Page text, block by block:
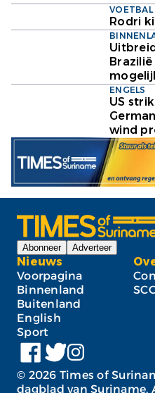
VOETBAL
Rodri
ENGELS
US
wind
Abonneer Adverteer
Nieuws
Voorpagina
Binnenland
Buitenland
English
Sport
© 2026 Times of
dagblad van Suriname.